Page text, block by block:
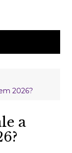
2026?
a